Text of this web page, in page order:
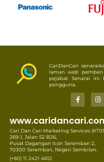
CariDanCari
laman web
pejabat. Senarai ini
pengguna.
Cari Dan Cari Marketing Services
269-1, Jalan S2 B26,
Pusat Dagangan Icon Seremban 2,
70300 Seremban, Negeri Sembilan.
(+60) 11 2421 4612